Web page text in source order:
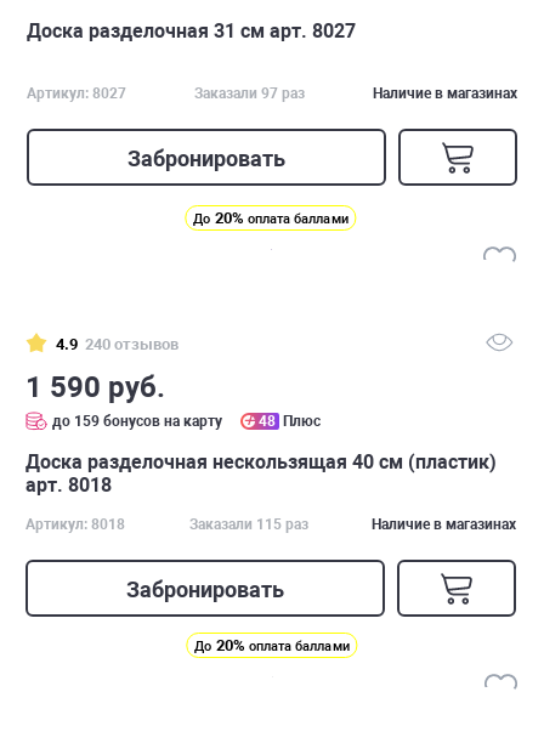
Доска разделочная 31 см арт. 8027
Артикул: 8027 Заказали 97 раз Наличие в магазинах
Забронировать
До 20% оплата баллами
4.9 240 отзывов
1 590 руб.
до 159 бонусов на карту 48 Плюс
Доска разделочная нескользящая 40 см (пластик)
арт. 8018
Артикул: 8018 Заказали 115 раз Наличие в магазинах
Забронировать
До 20% оплата баллами